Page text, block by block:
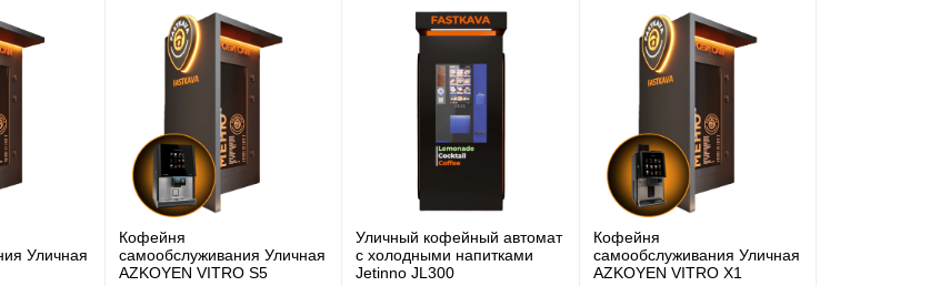
Уличная
Кофейня
самообслуживания Уличная
AZKOYEN VITRO S5
Уличный кофейный автомат
с холодными напитками
Jetinno JL300
Кофейня
самообслуживания Уличная
AZKOYEN VITRO X1